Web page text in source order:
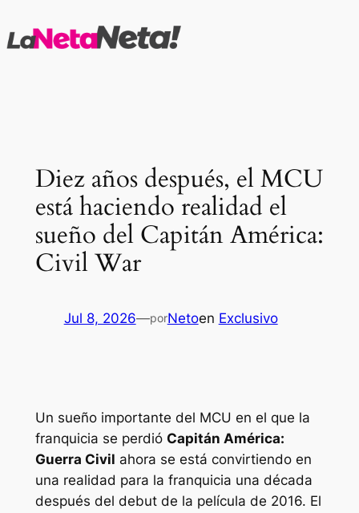
al
Diez años después, el MCU
está haciendo realidad el
sueño del Capitán América:
Civil War
Jul 8, 2026—porNetoen Exclusivo
Un sueño importante del MCU en el que la
franquicia se perdió Capitán América:
Guerra Civil ahora se está convirtiendo en
una realidad para la franquicia una década
después del debut de la película de 2016. El